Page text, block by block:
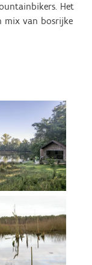
Het
mix van bosrijke